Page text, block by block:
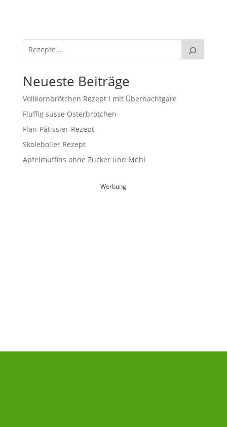
Neueste Beiträge
Vollkornbrötchen Rezept I mit Übernachtgare
Fluffig süsse Osterbrötchen
Flan-Pâtissier-Rezept
Skoleboller Rezept
Apfelmuffins ohne Zucker und Mehl
Werbung